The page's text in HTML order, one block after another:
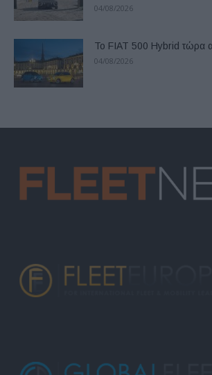
04/08/2026
Το FIAT 500 Hybrid τώρα
04/08/2026